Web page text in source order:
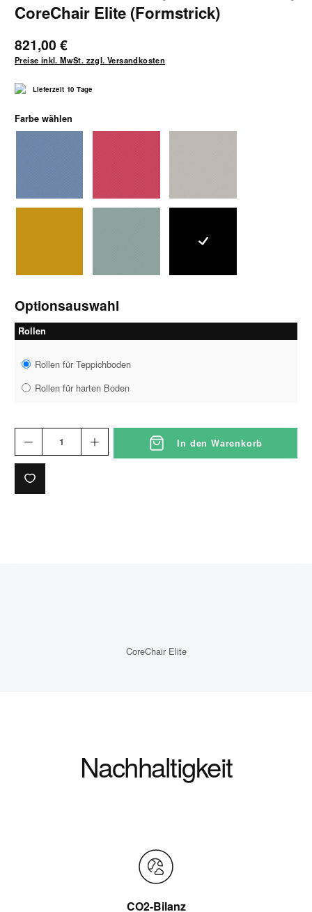
CoreChair Elite (Formstrick)
821,00 €
Preise inkl. MwSt. zzgl. Versandkosten
Lieferzeit 10 Tage
Farbe wählen
schwarz
Optionsauswahl
Rollen
Rollen für Teppichboden
Rollen für harten Boden
In den Warenkorb
CoreChair Elite
Nachhaltigkeit
CO2-Bilanz